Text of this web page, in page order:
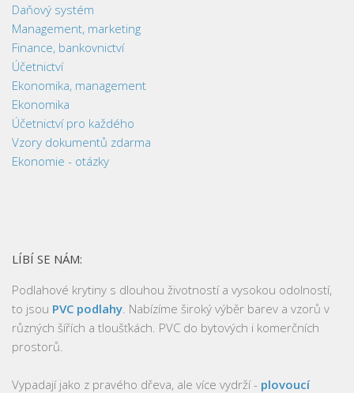
Daňový systém
Management, marketing
Finance, bankovnictví
Účetnictví
Ekonomika, management
Ekonomika
Účetnictví pro každého
Vzory dokumentů zdarma
Ekonomie - otázky
LÍBÍ SE NÁM:
Podlahové krytiny s dlouhou životností a vysokou odolností,
to jsou PVC podlahy . Nabízíme široký výběr barev a vzorů v
různých šířích a tloušťkách. PVC do bytových i komerčních
prostorů.
Vypadají jako z pravého dřeva, ale více vydrží - plovoucí